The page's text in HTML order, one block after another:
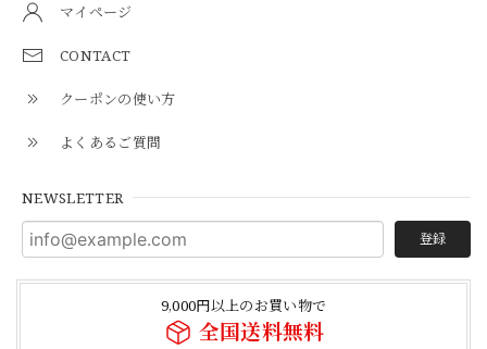
マイページ
CONTACT
クーポンの使い方
よくあるご質問
NEWSLETTER
登録
9,000円以上のお買い物で
全国送料無料